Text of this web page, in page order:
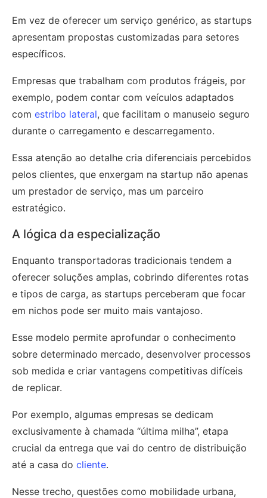
Em vez de oferecer um serviço genérico, as startups
apresentam propostas customizadas para setores
específicos.
Empresas que trabalham com produtos frágeis, por
exemplo, podem contar com veículos adaptados
com estribo lateral, que facilitam o manuseio seguro
durante o carregamento e descarregamento.
Essa atenção ao detalhe cria diferenciais percebidos
pelos clientes, que enxergam na startup não apenas
um prestador de serviço, mas um parceiro
estratégico.
A lógica da especialização
Enquanto transportadoras tradicionais tendem a
oferecer soluções amplas, cobrindo diferentes rotas
e tipos de carga, as startups perceberam que focar
em nichos pode ser muito mais vantajoso.
Esse modelo permite aprofundar o conhecimento
sobre determinado mercado, desenvolver processos
sob medida e criar vantagens competitivas difíceis
de replicar.
Por exemplo, algumas empresas se dedicam
exclusivamente à chamada “última milha”, etapa
crucial da entrega que vai do centro de distribuição
até a casa do cliente.
Nesse trecho, questões como mobilidade urbana,